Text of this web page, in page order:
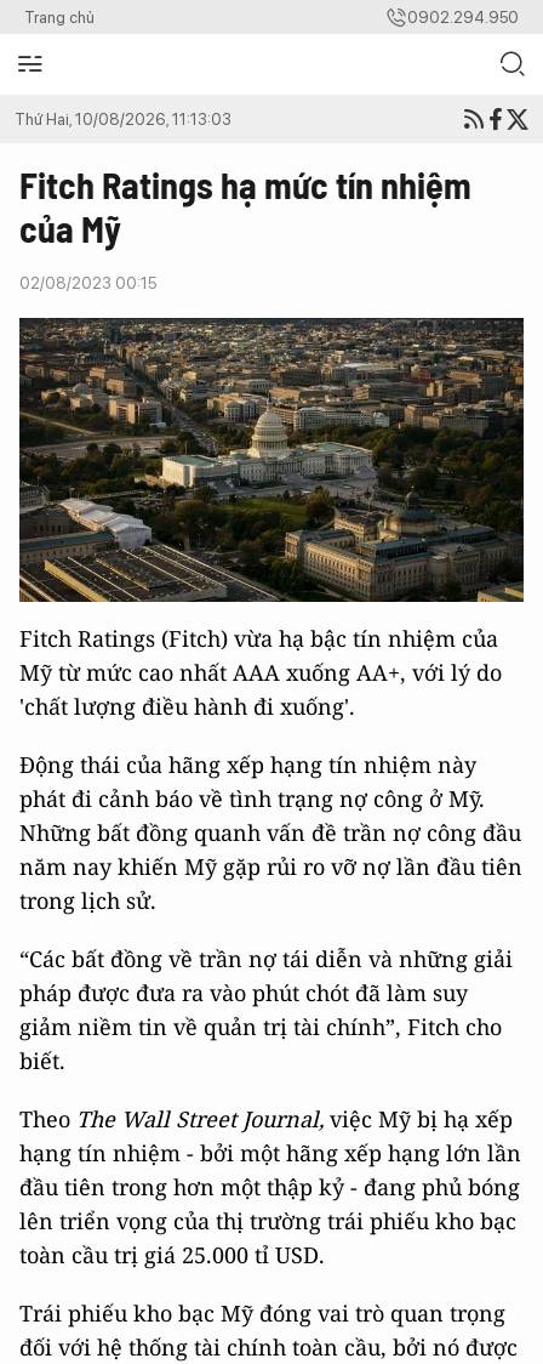
Trang chủ 0902.294.950
Thứ Hai, 10/08/2026, 11:13:03
Fitch Ratings hạ mức tín nhiệm
của Mỹ
02/08/2023 00:15
Fitch Ratings (Fitch) vừa hạ bậc tín nhiệm của
Mỹ từ mức cao nhất AAA xuống AA+, với lý do
'chất lượng điều hành đi xuống'.
Động thái của hãng xếp hạng tín nhiệm này
phát đi cảnh báo về tình trạng nợ công ở Mỹ.
Những bất đồng quanh vấn đề trần nợ công đầu
năm nay khiến Mỹ gặp rủi ro vỡ nợ lần đầu tiên
trong lịch sử.
“Các bất đồng về trần nợ tái diễn và những giải
pháp được đưa ra vào phút chót đã làm suy
giảm niềm tin về quản trị tài chính”, Fitch cho
biết.
Theo The Wall Street Journal, việc Mỹ bị hạ xếp
hạng tín nhiệm - bởi một hãng xếp hạng lớn lần
đầu tiên trong hơn một thập kỷ - đang phủ bóng
lên triển vọng của thị trường trái phiếu kho bạc
toàn cầu trị giá 25.000 tỉ USD.
Trái phiếu kho bạc Mỹ đóng vai trò quan trọng
đối với hệ thống tài chính toàn cầu, bởi nó được